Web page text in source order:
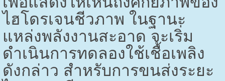
ไฮโดรเจนชีวภาพ ในฐานะ
แหล่งพลังงานสะอาด จะเริ่ม
ดำเนินการทดลองใช้เชื้อเพลิง
ดังกล่าว สำหรับการขนส่งระยะ